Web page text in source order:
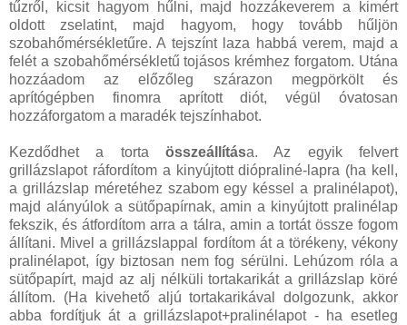
tűzről, kicsit hagyom hűlni, majd hozzákeverem a kimért
oldott zselatint, majd hagyom, hogy tovább hűljön
szobahőmérsékletűre. A tejszínt laza habbá verem, majd a
felét a szobahőmérsékletű tojásos krémhez forgatom. Utána
hozzáadom az előzőleg szárazon megpörkölt és
aprítógépben finomra aprított diót, végül óvatosan
hozzáforgatom a maradék tejszínhabot.
Kezdődhet a torta összeállítása. Az egyik felvert
grillázslapot ráfordítom a kinyújtott diópraliné-lapra (ha kell,
a grillázslap méretéhez szabom egy késsel a pralinélapot),
majd alányúlok a sütőpapírnak, amin a kinyújtott pralinélap
fekszik, és átfordítom arra a tálra, amin a tortát össze fogom
állítani. Mivel a grillázslappal fordítom át a törékeny, vékony
pralinélapot, így biztosan nem fog sérülni. Lehúzom róla a
sütőpapírt, majd az alj nélküli tortakarikát a grillázslap köré
állítom. (Ha kivehető aljú tortakarikával dolgozunk, akkor
abba fordítjuk át a grillázslapot+pralinélapot - ha esetleg